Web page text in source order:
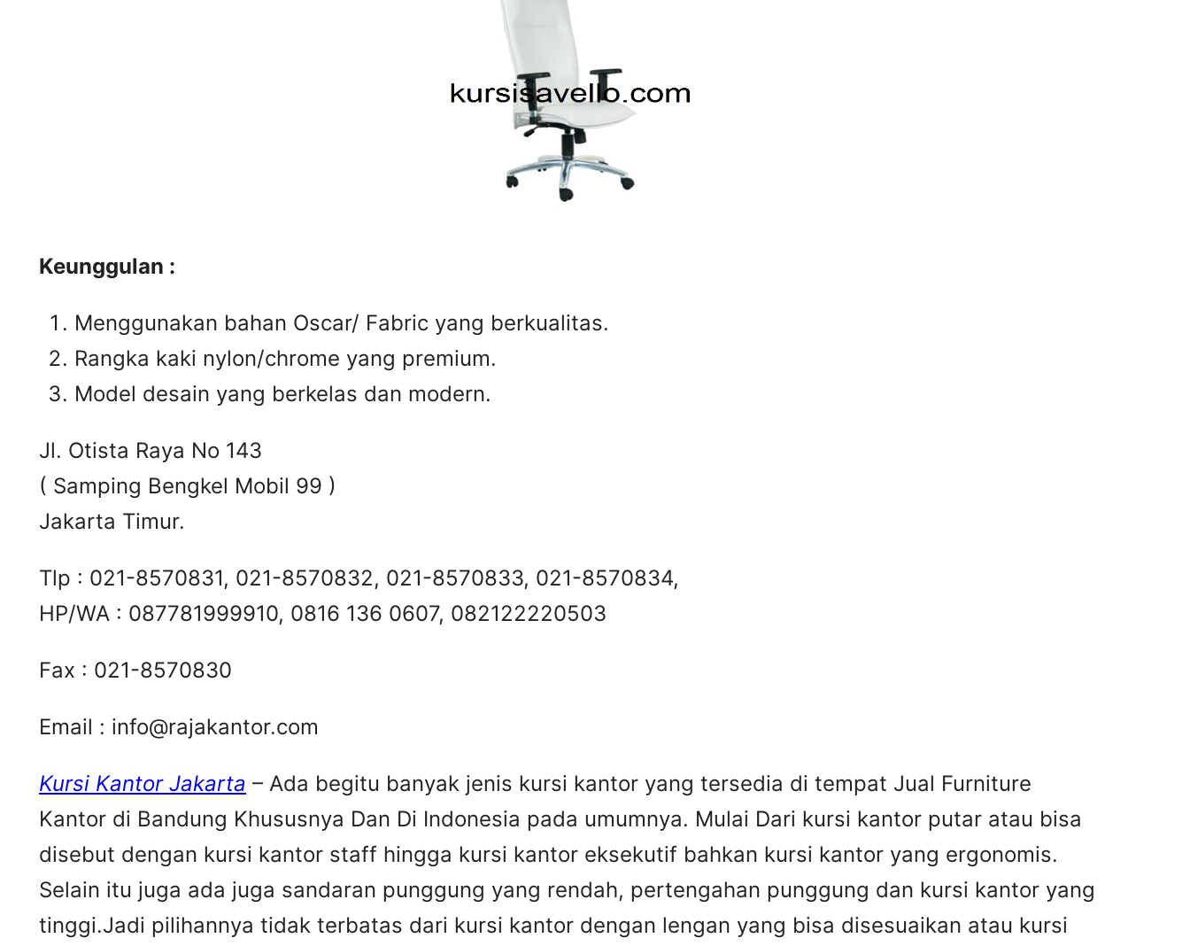
Keunggulan :
Menggunakan bahan Oscar/ Fabric yang berkualitas.
Rangka kaki nylon/chrome yang premium.
Model desain yang berkelas dan modern.
Jl. Otista Raya No 143
( Samping Bengkel Mobil 99 )
Jakarta Timur.
Tlp : 021-8570831, 021-8570832, 021-8570833, 021-8570834,
HP/WA : 087781999910, 0816 136 0607, 082122220503
Fax : 021-8570830
Email : info@rajakantor.com
Kursi Kantor Jakarta – Ada begitu banyak jenis kursi kantor yang tersedia di tempat Jual Furniture
Kantor di Bandung Khususnya Dan Di Indonesia pada umumnya. Mulai Dari kursi kantor putar atau bisa
disebut dengan kursi kantor staff hingga kursi kantor eksekutif bahkan kursi kantor yang ergonomis.
Selain itu juga ada juga sandaran punggung yang rendah, pertengahan punggung dan kursi kantor yang
tinggi.Jadi pilihannya tidak terbatas dari kursi kantor dengan lengan yang bisa disesuaikan atau kursi